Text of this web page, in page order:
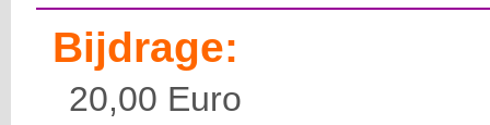
Bijdrage:
20,00 Euro